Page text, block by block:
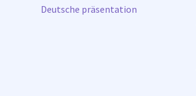
Deutsche präsentation